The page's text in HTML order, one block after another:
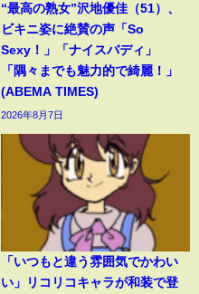
“最高の熟女”沢地優佳（51）、
ビキニ姿に絶賛の声「So
Sexy！」「ナイスバディ」
「隅々までも魅力的で綺麗！」
(ABEMA TIMES)
2026年8月7日
「いつもと違う雰囲気でかわい
い」リコリコキャラが和装で登